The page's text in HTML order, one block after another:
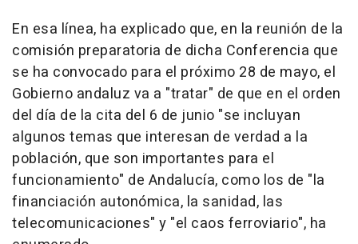
En esa línea, ha explicado que, en la reunión de la
comisión preparatoria de dicha Conferencia que
se ha convocado para el próximo 28 de mayo, el
Gobierno andaluz va a "tratar" de que en el orden
del día de la cita del 6 de junio "se incluyan
algunos temas que interesan de verdad a la
población, que son importantes para el
funcionamiento" de Andalucía, como los de "la
financiación autonómica, la sanidad, las
telecomunicaciones" y "el caos ferroviario", ha